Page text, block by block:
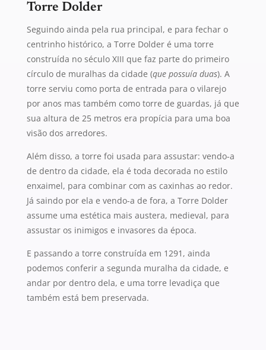
Torre Dolder
Seguindo ainda pela rua principal, e para fechar o
centrinho histórico, a Torre Dolder é uma torre
construída no século XIII que faz parte do primeiro
círculo de muralhas da cidade (que possuía duas). A
torre serviu como porta de entrada para o vilarejo
por anos mas também como torre de guardas, já que
sua altura de 25 metros era propícia para uma boa
visão dos arredores.
Além disso, a torre foi usada para assustar: vendo-a
de dentro da cidade, ela é toda decorada no estilo
enxaimel, para combinar com as caxinhas ao redor.
Já saindo por ela e vendo-a de fora, a Torre Dolder
assume uma estética mais austera, medieval, para
assustar os inimigos e invasores da época.
E passando a torre construída em 1291, ainda
podemos conferir a segunda muralha da cidade, e
andar por dentro dela, e uma torre levadiça que
também está bem preservada.